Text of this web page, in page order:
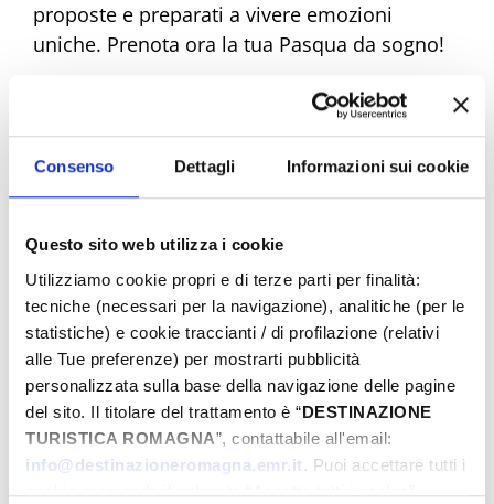
Consenso Dettagli Informazioni sui cookie
Questo sito web utilizza i cookie
Utilizziamo cookie propri e di terze parti per finalità:
tecniche (necessari per la navigazione), analitiche (per le
statistiche) e cookie traccianti / di profilazione (relativi
alle Tue preferenze) per mostrarti pubblicità
personalizzata sulla base della navigazione delle pagine
del sito. Il titolare del trattamento è “DESTINAZIONE
TURISTICA ROMAGNA”, contattabile all'email:
info@destinazioneromagna.emr.it. Puoi accettare tutti i
cookie premendo il pulsante “Accetta tutti i cookie”,
proposte e preparati a vivere emozioni
uniche. Prenota ora la tua Pasqua da sogno!
Dal
A
Comune